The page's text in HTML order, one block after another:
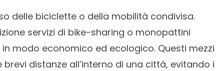
delle biciclette o della mobilità condivisa.
servizi di bike-sharing o monopattini
modo economico ed ecologico. Questi mezzi
distanze all’interno di una città, evitando i